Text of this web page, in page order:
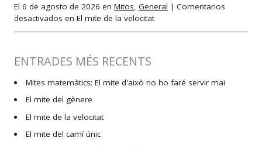
El 6 de agosto de 2026 en Mitos, General | Comentarios
desactivados en El mite de la velocitat
ENTRADES MÉS RECENTS
Mites matemàtics: El mite d'això no ho faré servir mai
El mite del gènere
El mite de la velocitat
El mite del camí únic